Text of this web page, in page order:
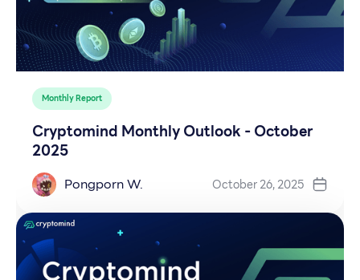
Monthly Report
Cryptomind Monthly Outlook - October
2025
Pongporn W. October 26, 2025